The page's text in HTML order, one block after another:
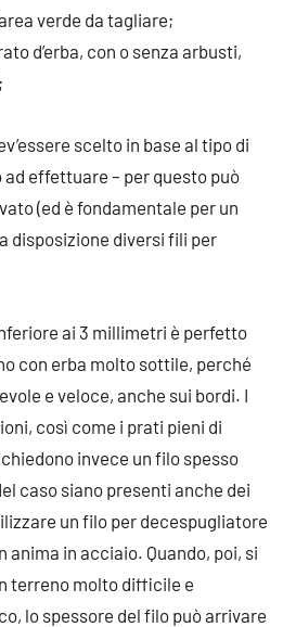
verde da tagliare;
d’erba, con o senza arbusti,
scelto in base al tipo di
effettuare – per questo può
(ed è fondamentale per un
disposizione diversi fili per
ai 3 millimetri è perfetto
con erba molto sottile, perché
e veloce, anche sui bordi. I
così come i prati pieni di
invece un filo spesso
caso siano presenti anche dei
un filo per decespugliatore
anima in acciaio. Quando, poi, si
terreno molto difficile e
lo spessore del filo può arrivare